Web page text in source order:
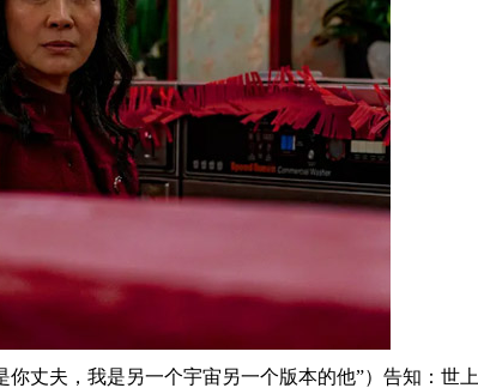
丈夫，我是另一个宇宙另一个版本的他”）告知：世上